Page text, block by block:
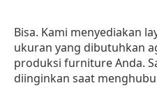
Bisa. Kami menyediakan
ukuran yang dibutuhkan
produksi furniture Anda.
diinginkan saat